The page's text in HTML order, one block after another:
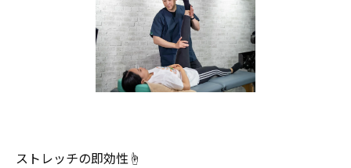
ストレッチの即効性☝️